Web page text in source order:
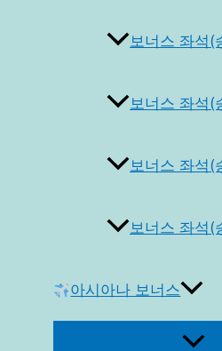
보너스 좌석(
보너스 좌석(
보너스 좌석(
보너스 좌석(
아시아나 보너스
메